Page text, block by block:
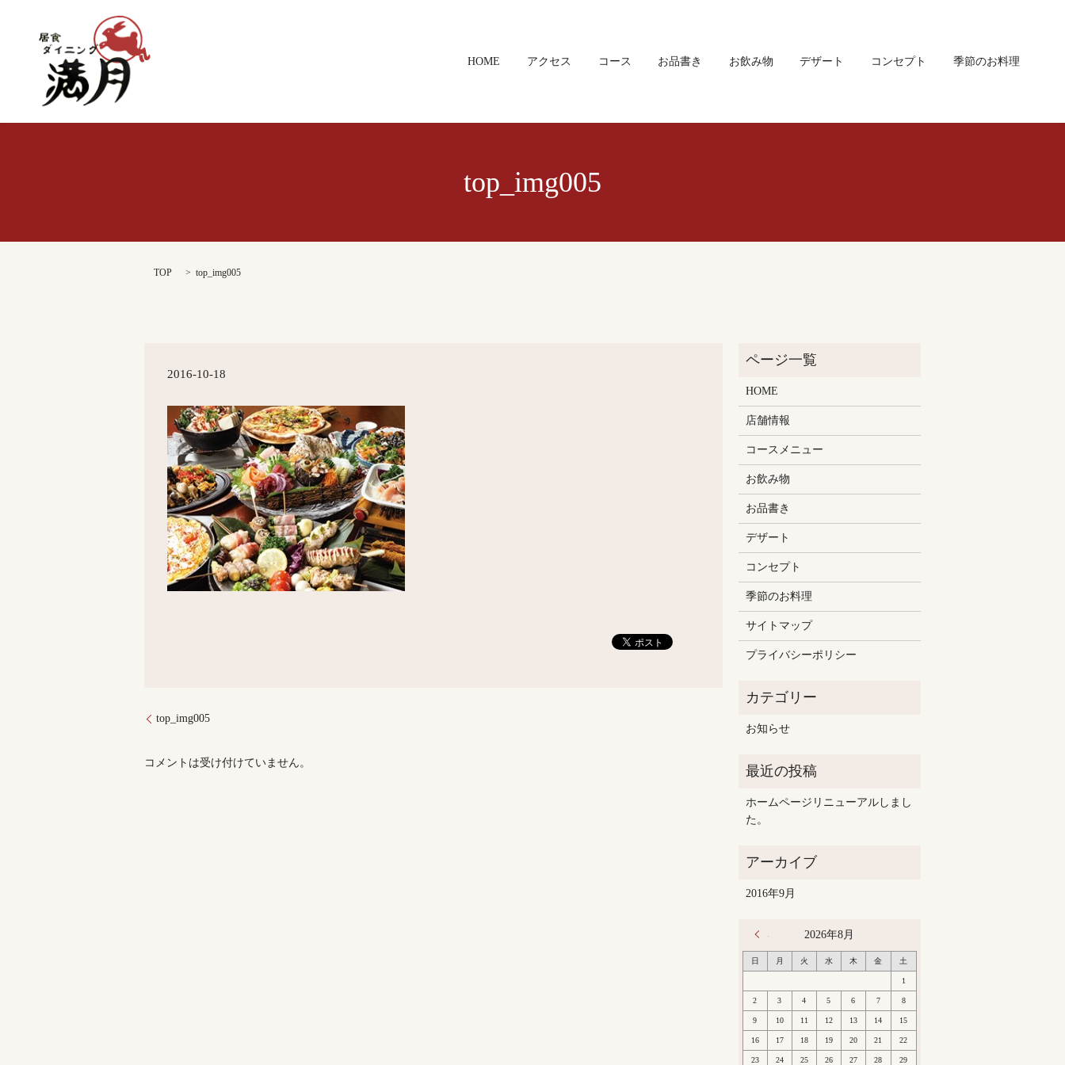
HOME アクセス コース お品書き お飲み物 デザート コンセプト 季節のお料理
top_img005
TOP top_img005
2016-10-18
top_img005
コメントは受け付けていません。
HOME
店舗情報
コースメニュー
お飲み物
お品書き
デザート
コンセプト
季節のお料理
サイトマップ
プライバシーポリシー
お知らせ
ホームページリニューアルしまし
た。
2016年9月
2026年8月
日 月 火 水 木 金 土
1
2 3 4 5 6 7 8
9 10 11 12 13 14 15
16 17 18 19 20 21 22
23 24 25 26 27 28 29